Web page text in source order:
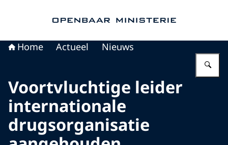
Home Actueel Nieuws
Voortvluchtige leider
internationale
drugsorganisatie